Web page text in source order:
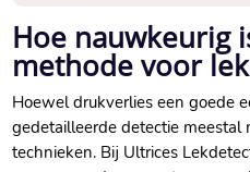
Hoe nauwkeurig
methode voor
Hoewel drukverlies een goede
gedetailleerde detectie meestal
technieken.​ Bij Ultrices